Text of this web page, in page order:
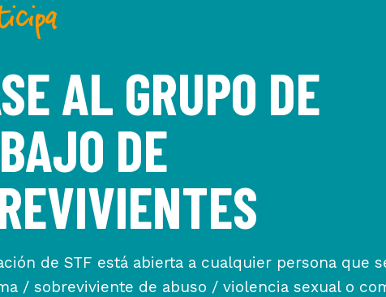
AL GRUPO DE
DE
de STF está abierta a cualquier persona que
/ sobreviviente de abuso / violencia sexual o